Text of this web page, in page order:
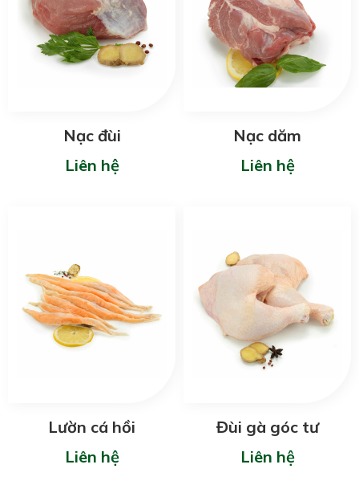
Nạc đùi
Liên hệ
Nạc dăm
Liên hệ
Lườn cá hồi
Liên hệ
Đùi gà góc tư
Liên hệ